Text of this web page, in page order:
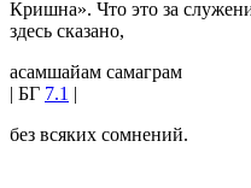
Кришна». Что это за
здесь сказано,
асамшайам самаграм
| БГ 7.1 |
без всяких сомнений.